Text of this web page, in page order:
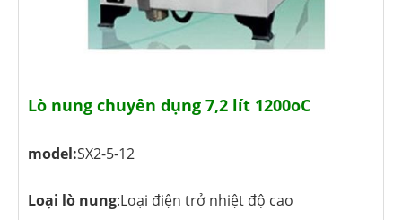
Lò nung chuyên dụng 7,2 lít 1200oC
model:SX2-5-12
Loại lò nung:Loại điện trở nhiệt độ cao